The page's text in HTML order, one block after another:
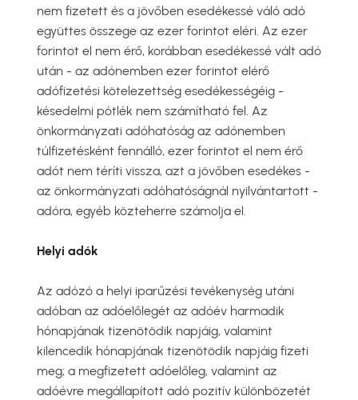
nem fizetett és a jövőben esedékessé váló adó
együttes összege az ezer forintot eléri. Az ezer
forintot el nem érő, korábban esedékessé vált adó
után - az adónemben ezer forintot elérő
adófizetési kötelezettség esedékességéig -
késedelmi pótlék nem számítható fel. Az
önkormányzati adóhatóság az adónemben
túlfizetésként fennálló, ezer forintot el nem érő
adót nem téríti vissza, azt a jövőben esedékes -
az önkormányzati adóhatóságnál nyilvántartott -
adóra, egyéb közteherre számolja el.
Helyi adók
Az adózó a helyi iparűzési tevékenység utáni
adóban az adóelőlegét az adóév harmadik
hónapjának tizenötödik napjáig, valamint
kilencedik hónapjának tizenötödik napjáig fizeti
meg; a megfizetett adóelőleg, valamint az
adóévre megállapított adó pozitív különbözetét